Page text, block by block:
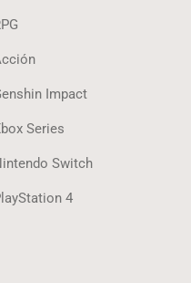
Impact
Series
Switch
4